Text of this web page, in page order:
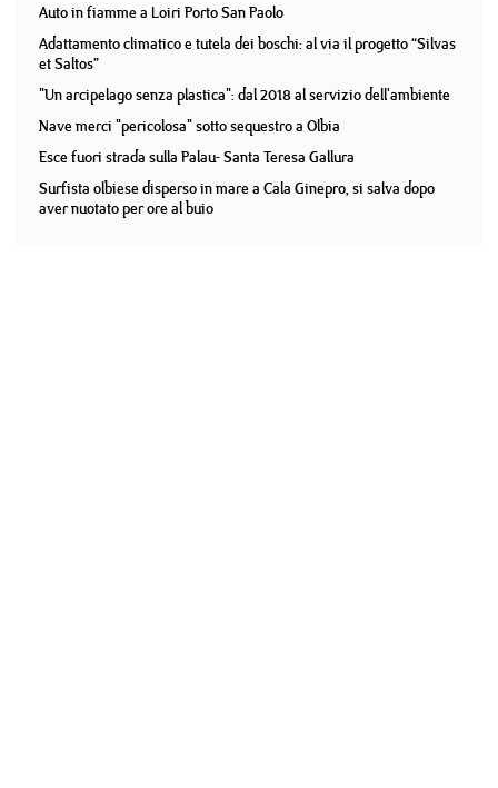
Auto in fiamme a Loiri Porto San Paolo
Adattamento climatico e tutela dei boschi: al via il progetto “Silvas
et Saltos”
"Un arcipelago senza plastica": dal 2018 al servizio dell'ambiente
Nave merci "pericolosa" sotto sequestro a Olbia
Esce fuori strada sulla Palau- Santa Teresa Gallura
Surfista olbiese disperso in mare a Cala Ginepro, si salva dopo
aver nuotato per ore al buio